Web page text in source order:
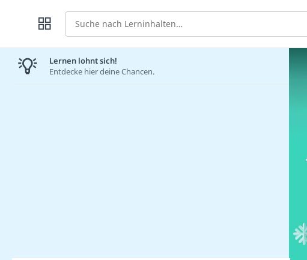
Suche
Lernen lohnt sich!
Entdecke hier deine Chancen.